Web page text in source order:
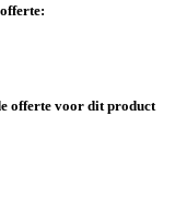
offerte voor dit product